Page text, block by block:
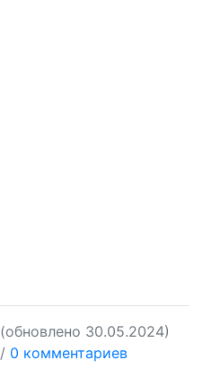
(обновлено 30.05.2024)
/ 0 комментариев